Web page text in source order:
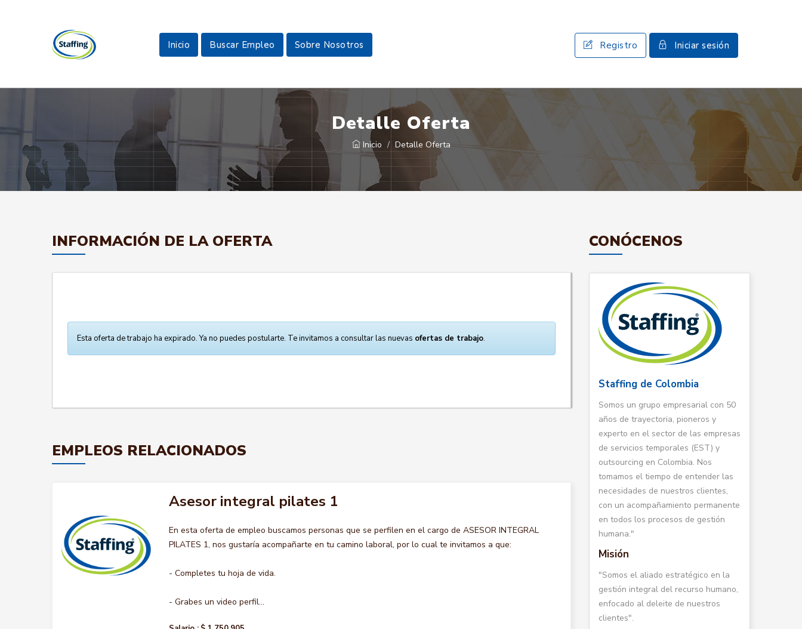
Inicio Buscar Empleo Sobre Nosotros Registro Iniciar sesión
Detalle Oferta
Inicio Detalle Oferta
INFORMACIÓN DE LA OFERTA
Esta oferta de trabajo ha expirado. Ya no puedes postularte. Te invitamos a consultar las nuevas ofertas de trabajo.
EMPLEOS RELACIONADOS
Asesor integral pilates 1
En esta oferta de empleo buscamos personas que se perfilen en el cargo de ASESOR INTEGRAL
PILATES 1, nos gustaría acompañarte en tu camino laboral, por lo cual te invitamos a que:
- Completes tu hoja de vida.
- Grabes un video perfil...
CONÓCENOS
Staffing de Colombia
Somos un grupo empresarial con 50
años de trayectoria, pioneros y
experto en el sector de las empresas
de servicios temporales (EST) y
outsourcing en Colombia. Nos
tomamos el tiempo de entender las
necesidades de nuestros clientes,
con un acompañamiento permanente
en todos los procesos de gestión
humana."
Misión
"Somos el aliado estratégico en la
gestión integral del recurso humano,
enfocado al deleite de nuestros
clientes".